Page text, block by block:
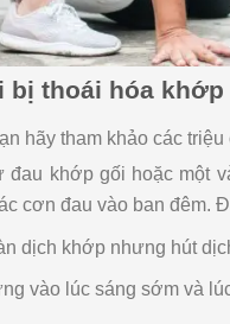
bị thoái hóa khớp
hãy tham khảo các
khớp gối hoặc một
cơn đau vào ban đêm.
dịch khớp nhưng hút
vào lúc sáng sớm và